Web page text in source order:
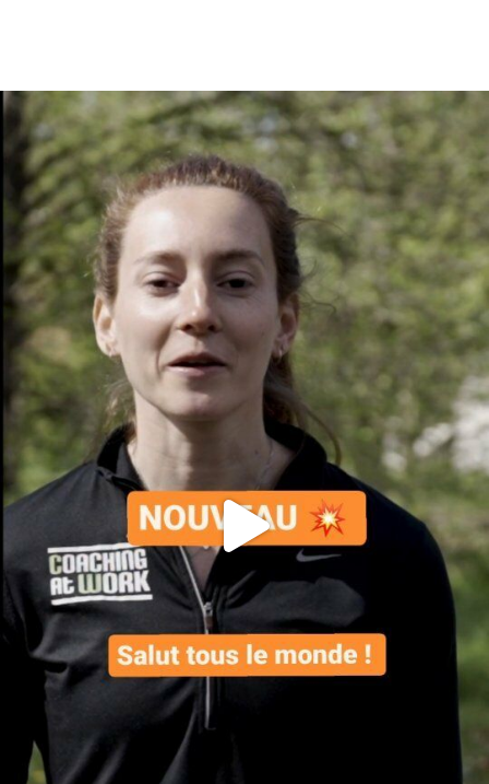
En tant qu'abonné, découvre des conten